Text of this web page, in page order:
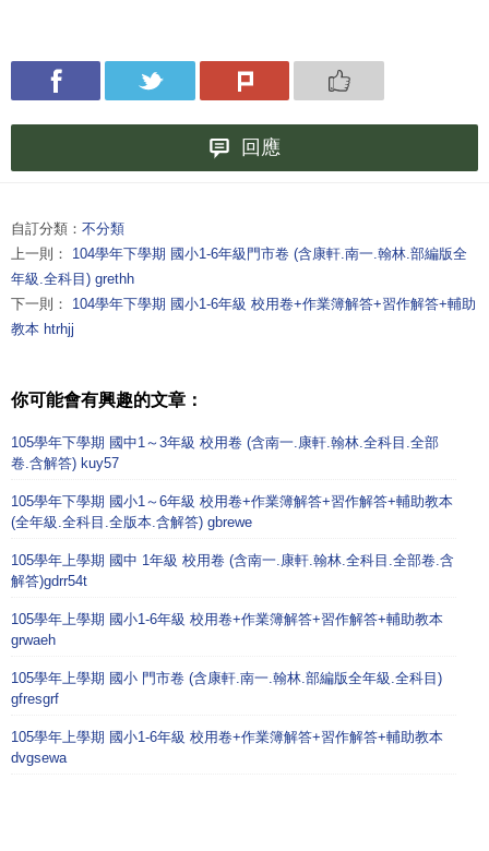
回應
自訂分類： 不分類
上一則： 104學年下學期 國小1-6年級門市卷 (含康軒.南一.翰林.部編版全
年級.全科目) grethh
下一則： 104學年下學期 國小1-6年級 校用卷+作業簿解答+習作解答+輔助
教本 htrhjj
你可能會有興趣的文章：
105學年下學期 國中1～3年級 校用卷 (含南一.康軒.翰林.全科目.全部
卷.含解答) kuy57
105學年下學期 國小1～6年級 校用卷+作業簿解答+習作解答+輔助教本
(全年級.全科目.全版本.含解答) gbrewe
105學年上學期 國中 1年級 校用卷 (含南一.康軒.翰林.全科目.全部卷.含
解答)gdrr54t
105學年上學期 國小1-6年級 校用卷+作業簿解答+習作解答+輔助教本
grwaeh
105學年上學期 國小 門市卷 (含康軒.南一.翰林.部編版全年級.全科目)
gfresgrf
105學年上學期 國小1-6年級 校用卷+作業簿解答+習作解答+輔助教本
dvgsewa